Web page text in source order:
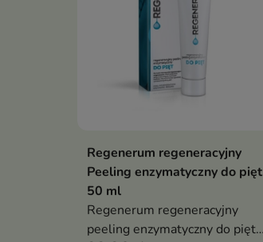
Pokaż szczegóły
Regenerum regeneracyjny
Peeling enzymatyczny do pięt
50 ml
Regenerum regeneracyjny
peeling enzymatyczny do pięt